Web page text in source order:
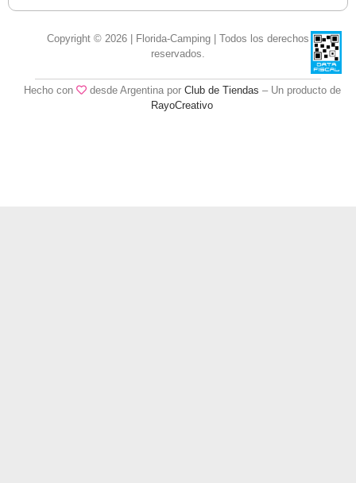
Copyright © 2026 | Florida-Camping | Todos los derechos
reservados.
Hecho con desde Argentina por Club de Tiendas – Un producto de
RayoCreativo